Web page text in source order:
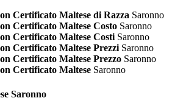
Certificato Maltese di Razza Saronno
Certificato Maltese Costo Saronno
Certificato Maltese CostiSaronno
Certificato Maltese PrezziSaronno
Certificato Maltese Prezzo Saronno
Certificato Maltese Saronno
Saronno